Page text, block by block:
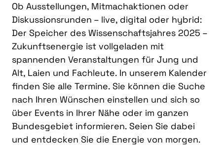
Ob Ausstellungen, Mitmachaktionen oder
Diskussionsrunden – live, digital oder hybrid:
Der Speicher des Wissenschaftsjahres 2025 –
Zukunftsenergie ist vollgeladen mit
spannenden Veranstaltungen für Jung und
Alt, Laien und Fachleute. In unserem Kalender
finden Sie alle Termine. Sie können die Suche
nach Ihren Wünschen einstellen und sich so
über Events in Ihrer Nähe oder im ganzen
Bundesgebiet informieren. Seien Sie dabei
und entdecken Sie die Energie von morgen.